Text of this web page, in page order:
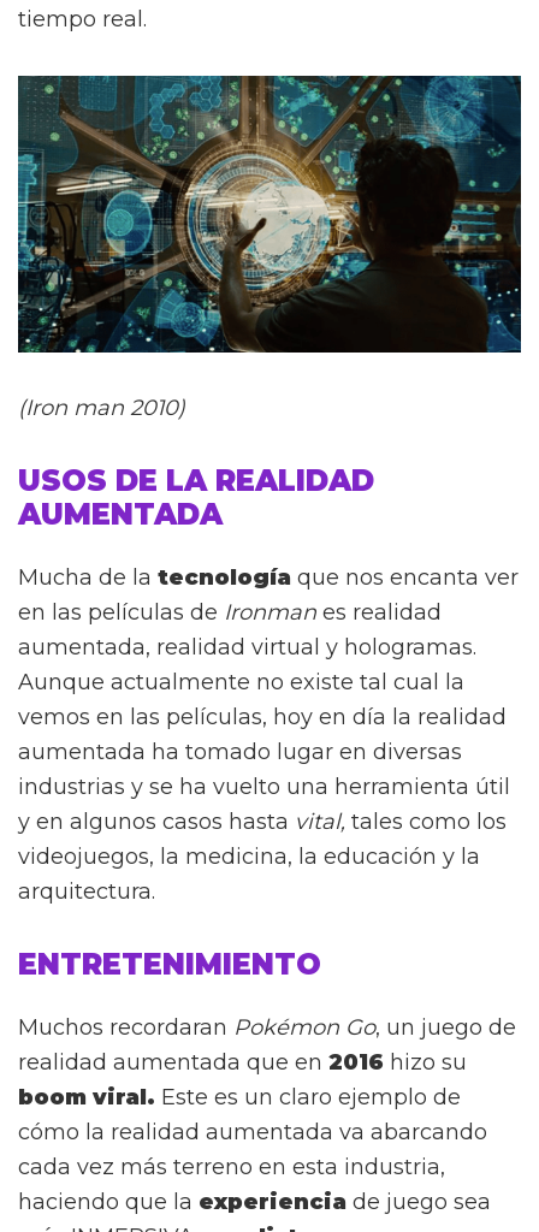
tiempo real.
(Iron man 2010)
USOS DE LA REALIDAD
AUMENTADA
Mucha de la tecnología que nos encanta ver
en las películas de Ironman es realidad
aumentada, realidad virtual y hologramas.
Aunque actualmente no existe tal cual la
vemos en las películas, hoy en día la realidad
aumentada ha tomado lugar en diversas
industrias y se ha vuelto una herramienta útil
y en algunos casos hasta vital, tales como los
videojuegos, la medicina, la educación y la
arquitectura.
ENTRETENIMIENTO
Muchos recordaran Pokémon Go, un juego de
realidad aumentada que en 2016 hizo su
boom viral. Este es un claro ejemplo de
cómo la realidad aumentada va abarcando
cada vez más terreno en esta industria,
haciendo que la experiencia de juego sea